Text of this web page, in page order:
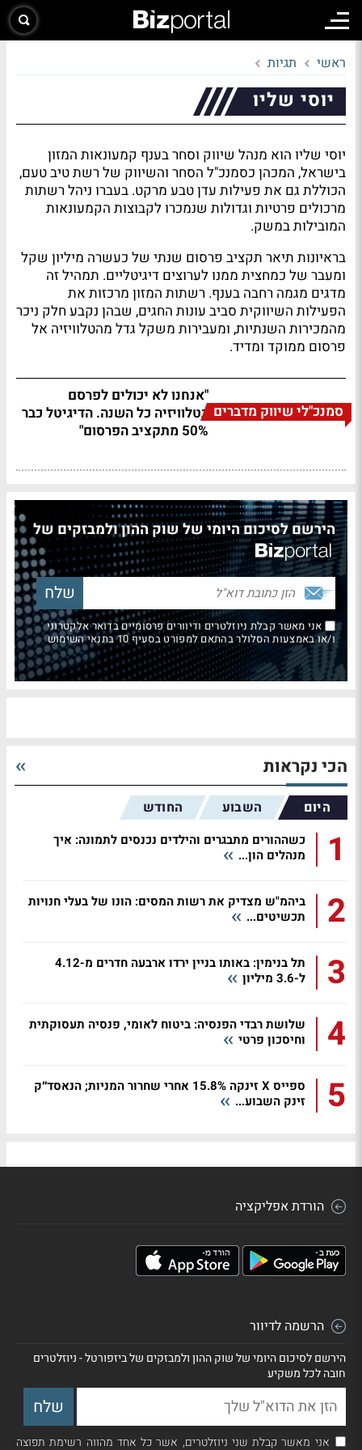
ראשי תגיות
יוסי שליו
יוסי שליו הוא מנהל שיווק וסחר בענף קמעונאות המזון
בישראל, המכהן כסמנכ"ל הסחר והשיווק של רשת טיב טעם,
הכוללת גם את פעילות עדן טבע מרקט. בעברו ניהל רשתות
מרכולים פרטיות וגדולות שנמכרו לקבוצות הקמעונאות
המובילות במשק.
בראיונות תיאר תקציב פרסום שנתי של כעשרה מיליון שקל
ומעבר של כמחצית ממנו לערוצים דיגיטליים. תמהיל זה
מדגים מגמה רחבה בענף. רשתות המזון מרכזות את
הפעילות השיווקית סביב עונות החגים, שבהן נקבע חלק ניכר
מהמכירות השנתיות, ומעבירות משקל גדל מהטלוויזיה אל
פרסום ממוקד ומדיד.
סמנכ"לי שיווק מדברים
"אנחנו לא יכולים לפרסם
בטלוויזיה כל השנה. הדיגיטל כבר
50% מתקציב הפרסום"
הירשם לסיכום היומי של שוק ההון ולמבזקים של
אני מאשר קבלת ניוזלטרים ודיוורים פרסומיים בדואר אלקטרוני
ו/או באמצעות הסלולר בהתאם למפורט בסעיף 10 בתנאי השימוש
הכי נקראות
היום השבוע החודש
1
כשההורים מתבגרים והילדים נכנסים לתמונה: איך
מנהלים הון...
2
ביהמ"ש מצדיק את רשות המסים: הונו של בעלי חנויות
תכשיטים...
3
תל בנימין: באותו בניין ירדו ארבעה חדרים מ-4.12
ל-3.6 מיליון
4
שלושת רבדי הפנסיה: ביטוח לאומי, פנסיה תעסוקתית
וחיסכון פרטי
5
ספייס X זינקה 15.8% אחרי שחרור המניות; הנאסד״ק
זינק השבוע...
הורדת אפליקציה
הרשמה לדיוור
הירשם לסיכום היומי של שוק ההון ולמבזקים של ביזפורטל - ניוזלטרים
חובה לכל משקיע
אני מאשר קבלת שני ניוזלטרים, אשר כל אחד מהווה רשימת תפוצה